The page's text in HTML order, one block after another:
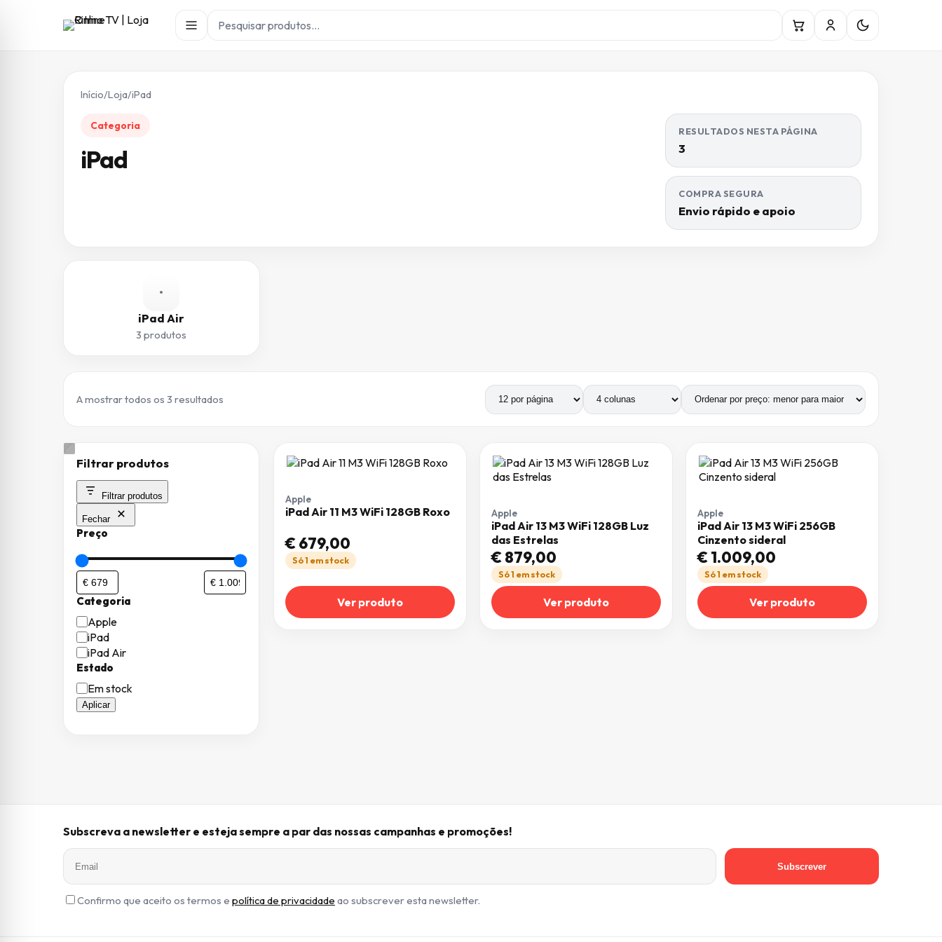
Início/Loja/iPad
Categoria
iPad
RESULTADOS NESTA PÁGINA
3
COMPRA SEGURA
Envio rápido e apoio
•
iPad Air
3 produtos
A mostrar todos os 3 resultados Produtos por página
Número de colunas
Filtrar produtos
Filtrar produtos
Fechar
Preço
Categoria
Categoria
Apple
iPad
iPad Air
Estado
Estado
Em stock
Aplicar
Apple
iPad Air 11 M3 WiFi 128GB Roxo
€679,00
Só 1 em stock
Ver produto
Apple
iPad Air 13 M3 WiFi 128GB Luz
das Estrelas
€879,00
Só 1 em stock
Ver produto
Apple
iPad Air 13 M3 WiFi 256GB
Cinzento sideral
€1.009,00
Só 1 em stock
Ver produto
Subscreva a newsletter e esteja sempre a par das nossas campanhas e promoções!
Subscrever
Confirmo que aceito os termos e política de privacidade ao subscrever esta newsletter.